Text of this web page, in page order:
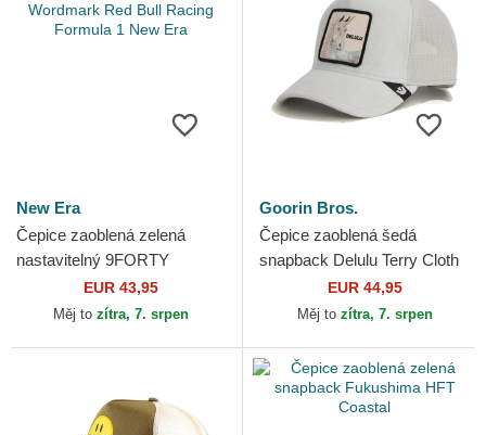
New Era
Čepice zaoblená zelená
nastavitelný 9FORTY
REPREVE Wordmark Red
Bull Racing Formula 1 New
EUR 43,95
Měj to zítra, 7. srpen
Goorin Bros.
Čepice zaoblená šedá
snapback Delulu Terry Cloth
The Farm Goorin Bros.
EUR 44,95
Měj to zítra, 7. srpen